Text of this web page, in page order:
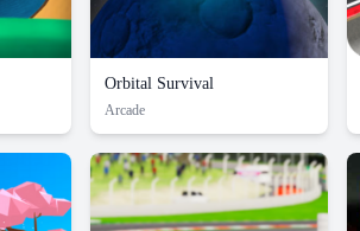
Orbital Survival
Arcade